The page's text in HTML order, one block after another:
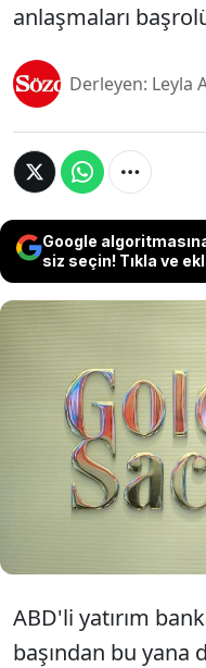
anlaşmaları
Derleyen: Leyla
Google
siz seçin! Tıkla ve
Wall Street
yarısında 1
alma (M&A)
tarihinde bir
küresel enerji
ABD'li yatırım
başından bu yana